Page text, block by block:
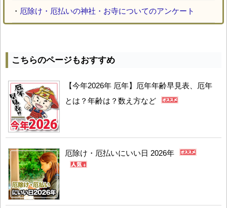
・ 厄除け・厄払いの神社・お寺についてのアンケート
こちらのページもおすすめ
【今年2026年 厄年】厄年年齢早見表、厄年
とは？年齢は？数え方など
厄除け・厄払いにいい日 2026年